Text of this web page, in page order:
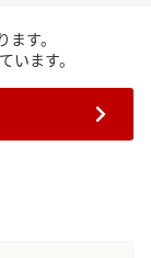
す。
います。